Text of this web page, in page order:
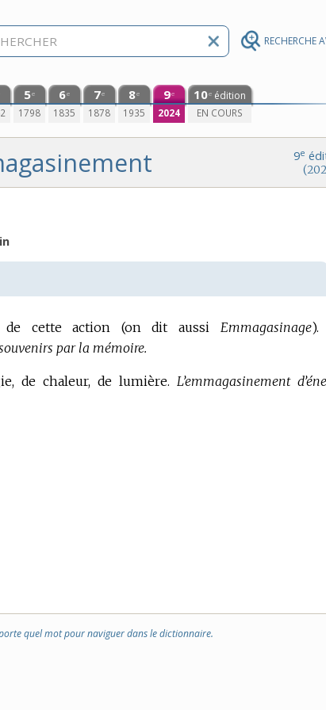
RECHERCHE
5e
1798
6e
1835
7e
1878
8e
1935
9e
2024
10e édition
EN COURS
9e
de cette action (on dit aussi Emmagasinage).
par la mémoire.
de chaleur, de lumière. L’emmagasinement
quel mot pour naviguer dans le dictionnaire.